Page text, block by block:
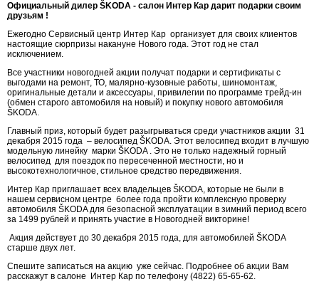
Официальный дилер ŠKODA - cалон Интер Кар дарит подарки своим
друзьям !
Ежегодно Сервисный центр Интер Кар организует для своих клиентов
настоящие сюрпризы накануне Нового года. Этот год не стал
исключением.
Все участники новогодней акции получат подарки и сертификаты с
выгодами на ремонт, ТО, малярно-кузовные работы, шиномонтаж,
оригинальные детали и аксессуары, привилегии по программе трейд-ин
(обмен старого автомобиля на новый) и покупку нового автомобиля
ŠKODA.
Главный приз, который будет разыгрываться среди участников акции 31
декабря 2015 года – велосипед ŠKODA. Этот велосипед входит в лучшую
модельную линейку марки ŠKODA . Это не только надежный горный
велосипед для поездок по пересеченной местности, но и
высокотехнологичное, стильное средство передвижения.
Интер Кар приглашает всех владельцев ŠKODA, которые не были в
нашем сервисном центре более года пройти комплексную проверку
автомобиля ŠKODA для безопасной эксплуатации в зимний период всего
за 1499 рублей и принять участие в Новогодней викторине!
Акция действует до 30 декабря 2015 года, для автомобилей ŠKODA
старше двух лет.
Спешите записаться на акцию уже сейчас. Подробнее об акции Вам
расскажут в салоне Интер Кар по телефону (4822) 65-65-62.